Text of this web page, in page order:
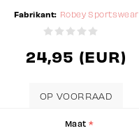
Fabrikant: Robey Sportswear
24,95 (EUR)
OP VOORRAAD
Maat *